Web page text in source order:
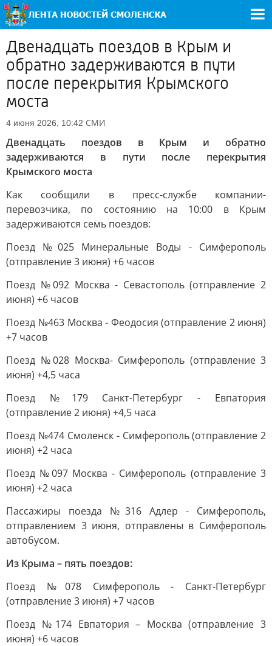
Двенадцать поездов в Крым и
обратно задерживаются в пути
после перекрытия Крымского
моста
4 июня 2026, 10:42 СМИ
Двенадцать поездов в Крым и обратно
задерживаются в пути после перекрытия
Крымского моста
Как сообщили в пресс-службе компании-
перевозчика, по состоянию на 10:00 в Крым
задерживаются семь поездов:
Поезд №025 Минеральные Воды - Симферополь
(отправление 3 июня) +6 часов
Поезд №092 Москва - Севастополь (отправление 2
июня) +6 часов
Поезд №463 Москва - Феодосия (отправление 2 июня)
+7 часов
Поезд №028 Москва- Симферополь (отправление 3
июня) +4,5 часа
Поезд №179 Санкт-Петербург - Евпатория
(отправление 2 июня) +4,5 часа
Поезд №474 Смоленск - Симферополь (отправление 2
июня) +2 часа
Поезд №097 Москва - Симферополь (отправление 3
июня) +2 часа
Пассажиры поезда №316 Адлер - Симферополь,
отправлением 3 июня, отправлены в Симферополь
автобусом.
Из Крыма – пять поездов:
Поезд №078 Симферополь - Санкт-Петербург
(отправление 3 июня) +7 часов
Поезд №174 Евпатория – Москва (отправление 3
июня) +6 часов